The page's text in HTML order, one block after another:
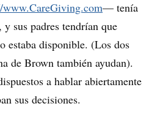
— tenía
sus padres tendrían que
estaba disponible. (Los dos
de Brown también ayudan).
a hablar abiertamente
sus decisiones.